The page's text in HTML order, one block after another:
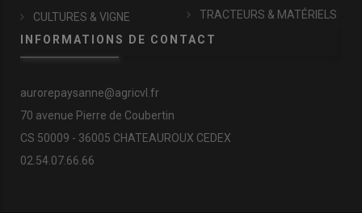
CULTURES & VIGNE
TRACTEURS & MATÉRIELS
INFORMATIONS DE CONTACT
aurorepaysanne@agricvl.fr
70 avenue Pierre de Coubertin
CS 50009 - 36005 CHATEAUROUX CEDEX
02.54.07.66.66